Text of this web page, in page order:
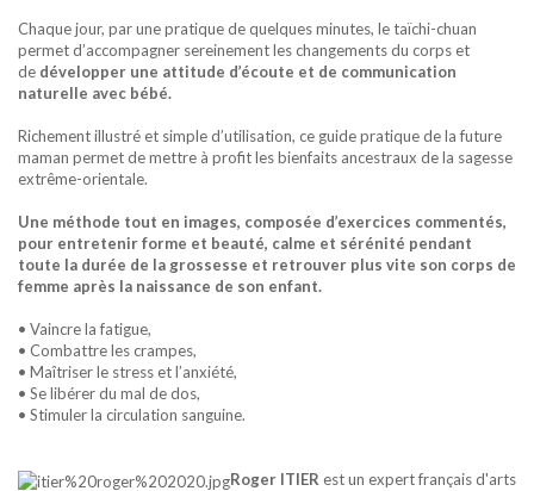
Chaque jour, par une pratique de quelques minutes, le taïchi-chuan
permet d’accompagner sereinement les changements du corps et
de développer une attitude d’écoute et de communication
naturelle avec bébé.
Richement illustré et simple d’utilisation, ce guide pratique de la future
maman permet de mettre à profit les bienfaits ancestraux de la sagesse
extrême-orientale.
Une méthode tout en images, composée d’exercices commentés,
pour entretenir forme et beauté, calme et sérénité pendant
toute la durée de la grossesse et retrouver plus vite son corps de
femme après la naissance de son enfant.
• Vaincre la fatigue,
• Combattre les crampes,
• Maîtriser le stress et l’anxiété,
• Se libérer du mal de dos,
• Stimuler la circulation sanguine.
Roger ITIER est un expert français d'arts